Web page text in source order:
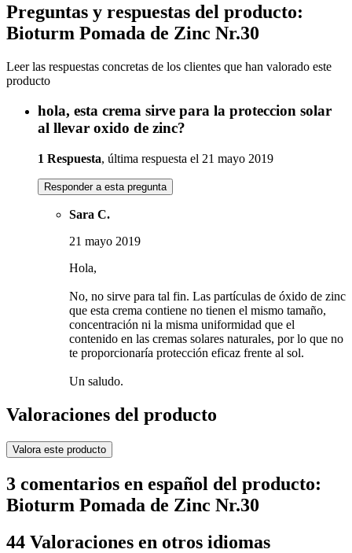
Preguntas y respuestas del producto:
Bioturm Pomada de Zinc Nr.30
Leer las respuestas concretas de los clientes que han valorado este
producto
hola, esta crema sirve para la proteccion solar
al llevar oxido de zinc?
1 Respuesta, última respuesta el 21 mayo 2019
Responder a esta pregunta
Sara C.
21 mayo 2019
Hola,
No, no sirve para tal fin. Las partículas de óxido de zinc
que esta crema contiene no tienen el mismo tamaño,
concentración ni la misma uniformidad que el
contenido en las cremas solares naturales, por lo que no
te proporcionaría protección eficaz frente al sol.
Un saludo.
Valoraciones del producto
Valora este producto
3 comentarios en español del producto:
Bioturm Pomada de Zinc Nr.30
44 Valoraciones en otros idiomas